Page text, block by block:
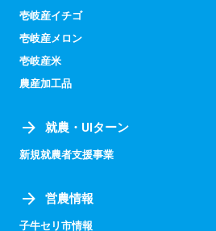
壱岐産イチゴ
壱岐産メロン
壱岐産米
農産加工品
就農・UIターン
新規就農者支援事業
営農情報
子牛セリ市情報